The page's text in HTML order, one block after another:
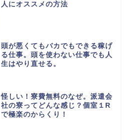
人にオススメの方法
頭が悪くてもバカでもできる稼げ
る仕事。頭を使わない仕事でも人
生はやり直せる。
怪しい！寮費無料のなぜ。派遣会
社の寮ってどんな感じ？個室１R
で極楽のからくり！